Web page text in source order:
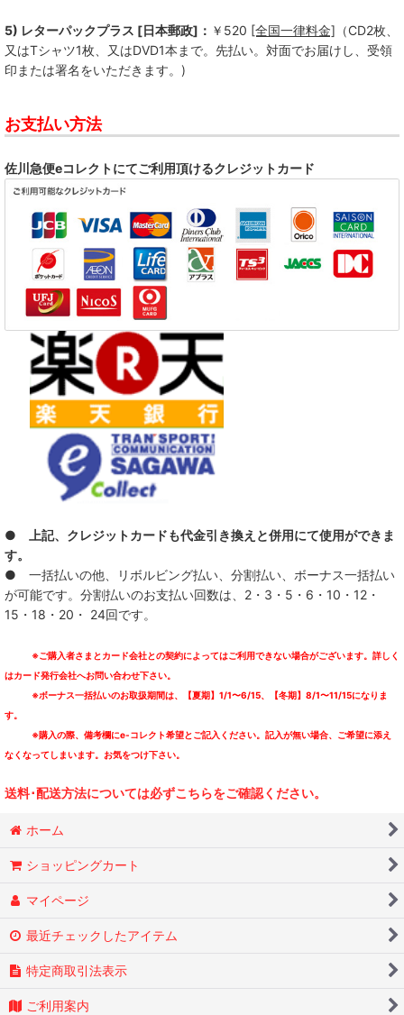
BUMBASTICKS
DASHING STRAIGHT
DDT
DIVE
FC FiVE
GMF
LO-LITE
The Nation Blue
SCREAM OF THE PRESIDENTS
SUNS OWL
TEENAGE LUST.
VIDEODROME
1138
Blood In, Blood out
Whip Records
VARIOUS ARTISTS
5) レターパックプラス [日本郵政]： ￥520 [全国一律料金] （CD2枚、
又はTシャツ1枚、又はDVD1本まで。先払い。対面でお届けし、受領
印または署名をいただきます。)
お支払い方法
佐川急便eコレクトにてご利用頂けるクレジットカード
● 上記、クレジットカードも代金引き換えと併用にて使用ができま
す。
● 一括払いの他、リボルビング払い、分割払い、ボーナス一括払い
が可能です。分割払いのお支払い回数は、2・3・5・6・10・12・
15・18・20・ 24回です。
※ご購入者さまとカード会社との契約によってはご利用できない場合がございます。詳しく
はカード発行会社へお問い合わせ下さい。
※ボーナス一括払いのお取扱期間は、【夏期】1/1〜6/15、【冬期】8/1〜11/15になりま
す。
※購入の際、備考欄にe-コレクト希望とご記入ください。記入が無い場合、ご希望に添え
なくなってしまいます。お気をつけ下さい。
送料･配送方法については必ずこちらをご確認ください。
ホーム
ショッピングカート
マイページ
最近チェックしたアイテム
特定商取引法表示
ご利用案内